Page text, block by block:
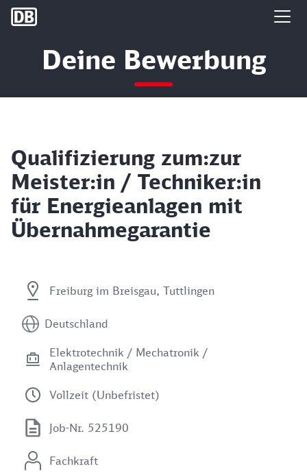
DB Group
Deine Bewerbung
Qualifizierung zum:zur
Meister:in / Techniker:in
für Energieanlagen mit
Übernahmegarantie
Freiburg im Breisgau, Tuttlingen
Deutschland
Elektrotechnik / Mechatronik /
Anlagentechnik
Vollzeit (Unbefristet)
Job-Nr. 525190
Fachkraft